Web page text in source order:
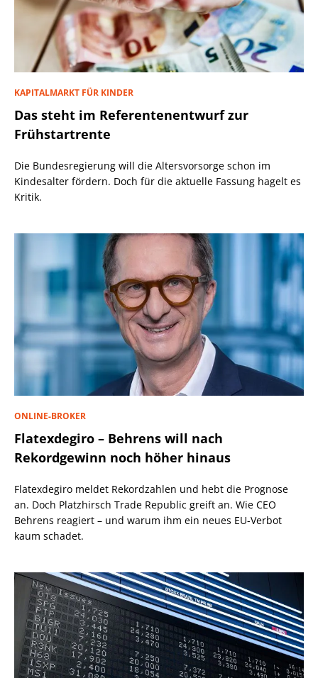
KAPITALMARKT FÜR KINDER
Das steht im Referentenentwurf zur
Frühstartrente
Die Bundesregierung will die Altersvorsorge schon im
Kindesalter fördern. Doch für die aktuelle Fassung hagelt es
Kritik.
ONLINE-BROKER
Flatexdegiro – Behrens will nach
Rekordgewinn noch höher hinaus
Flatexdegiro meldet Rekordzahlen und hebt die Prognose
an. Doch Platzhirsch Trade Republic greift an. Wie CEO
Behrens reagiert – und warum ihm ein neues EU-Verbot
kaum schadet.